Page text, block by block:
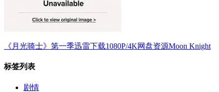
《月光骑士》第一季迅雷下载1080P/4K网盘资源Moon Knight
标签列表
剧情